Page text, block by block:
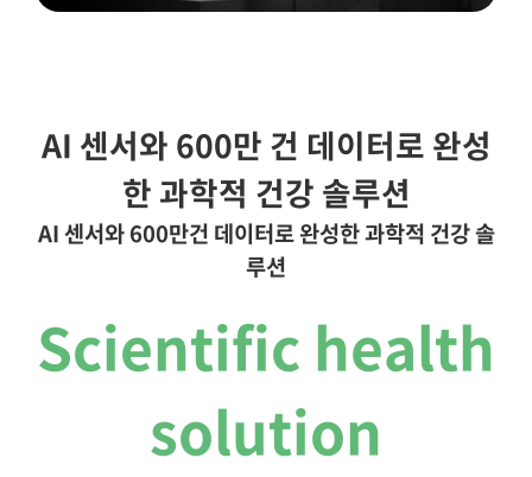
AI 센서와 600만 건 데이터로 완성
한 과학적 건강 솔루션
AI 센서와 600만건 데이터로 완성한 과학적 건강 솔
루션
Scientific health
solution